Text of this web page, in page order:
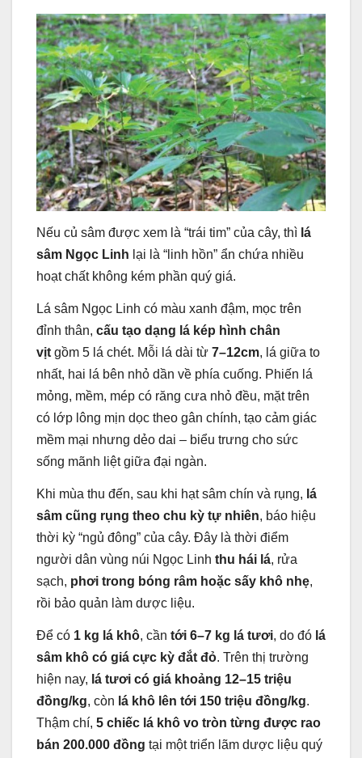
Nếu củ sâm được xem là “trái tim” của cây, thì lá
sâm Ngọc Linh lại là “linh hồn” ẩn chứa nhiều
hoạt chất không kém phần quý giá.
Lá sâm Ngọc Linh có màu xanh đậm, mọc trên
đỉnh thân, cấu tạo dạng lá kép hình chân
vịt gồm 5 lá chét. Mỗi lá dài từ 7–12cm, lá giữa to
nhất, hai lá bên nhỏ dần về phía cuống. Phiến lá
mỏng, mềm, mép có răng cưa nhỏ đều, mặt trên
có lớp lông mịn dọc theo gân chính, tạo cảm giác
mềm mại nhưng dẻo dai – biểu trưng cho sức
sống mãnh liệt giữa đại ngàn.
Khi mùa thu đến, sau khi hạt sâm chín và rụng, lá
sâm cũng rụng theo chu kỳ tự nhiên, báo hiệu
thời kỳ “ngủ đông” của cây. Đây là thời điểm
người dân vùng núi Ngọc Linh thu hái lá, rửa
sạch, phơi trong bóng râm hoặc sấy khô nhẹ,
rồi bảo quản làm dược liệu.
Để có 1 kg lá khô, cần tới 6–7 kg lá tươi, do đó lá
sâm khô có giá cực kỳ đắt đỏ. Trên thị trường
hiện nay, lá tươi có giá khoảng 12–15 triệu
đồng/kg, còn lá khô lên tới 150 triệu đồng/kg.
Thậm chí, 5 chiếc lá khô vo tròn từng được rao
bán 200.000 đồng tại một triển lãm dược liệu quý